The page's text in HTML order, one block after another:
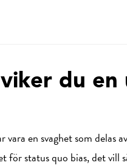
du en
en svaghet som delas
för status quo bias, det